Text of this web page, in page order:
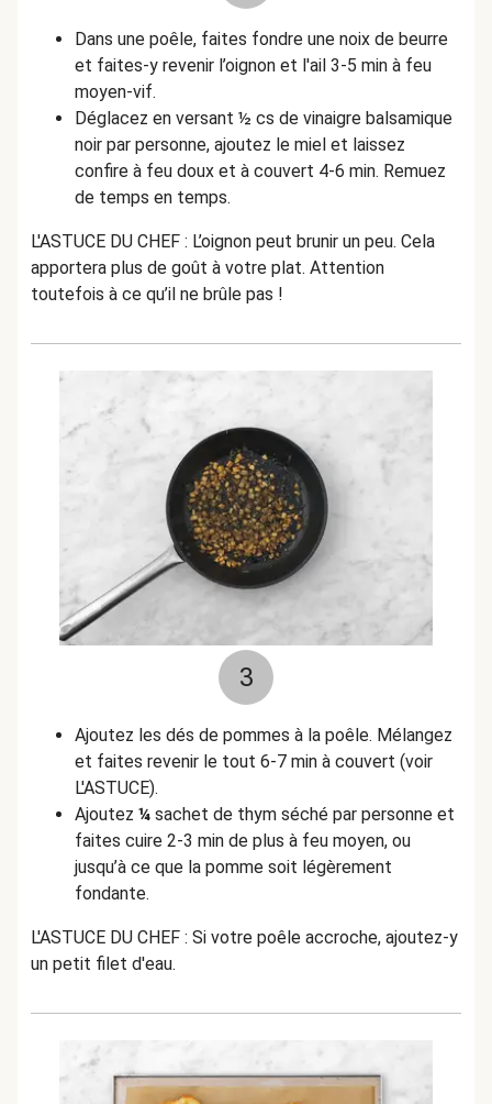
Dans une poêle, faites fondre une noix de beurre
et faites-y revenir l’oignon et l'ail 3-5 min à feu
moyen-vif.
Déglacez en versant ½ cs de vinaigre balsamique
noir par personne, ajoutez le miel et laissez
confire à feu doux et à couvert 4-6 min. Remuez
de temps en temps.
L'ASTUCE DU CHEF : L’oignon peut brunir un peu. Cela
apportera plus de goût à votre plat. Attention
toutefois à ce qu’il ne brûle pas !
3
Ajoutez les dés de pommes à la poêle. Mélangez
et faites revenir le tout 6-7 min à couvert (voir
L'ASTUCE).
Ajoutez ¼ sachet de thym séché par personne et
faites cuire 2-3 min de plus à feu moyen, ou
jusqu’à ce que la pomme soit légèrement
fondante.
L'ASTUCE DU CHEF : Si votre poêle accroche, ajoutez-y
un petit filet d'eau.